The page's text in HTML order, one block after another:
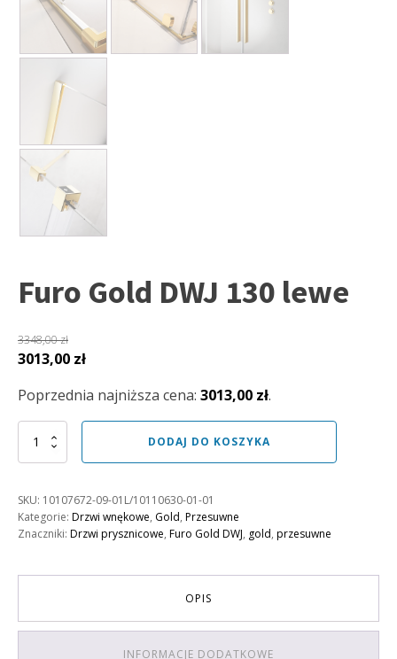
Furo Gold DWJ 130 lewe
3348,00zł
Pierwotna
wynosiła:
3348,00 zł.
3013,00 złAktualna
wynosi:
3013,00 zł.
Poprzednia najniższa cena: 3013,00 zł.
ilość
130
lewe
DODAJ DO KOSZYKA
SKU: 10107672-09-01L/10110630-01-01
Kategorie: Drzwi wnękowe, Gold, Przesuwne
Znaczniki: Drzwi prysznicowe, Furo Gold DWJ, gold, przesuwne
OPIS
INFORMACJE DODATKOWE